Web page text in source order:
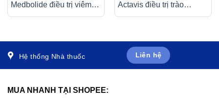
Medbolide điều trị viêm
Actavis điều trị trào
Hệ thống Nhà thuốc Liên hệ
MUA NHANH TẠI SHOPEE: